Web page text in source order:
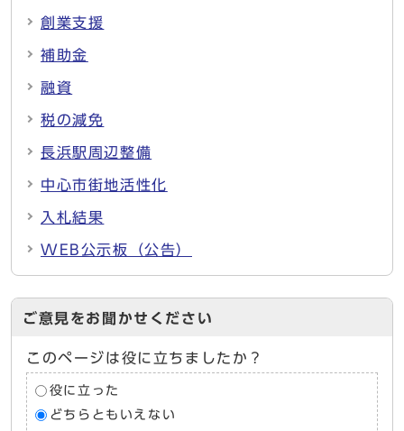
創業支援
補助金
融資
税の減免
長浜駅周辺整備
中心市街地活性化
入札結果
WEB公示板（公告）
ご意見をお聞かせください
このページは役に立ちましたか？
役に立った
どちらともいえない